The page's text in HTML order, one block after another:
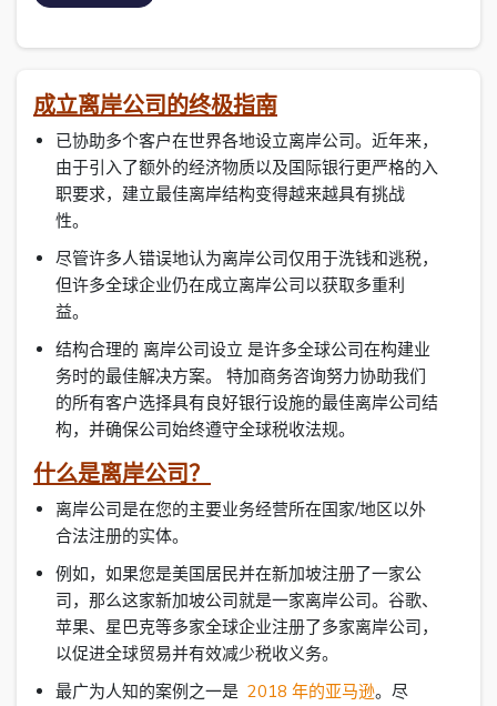
成立离岸公司的终极指南
已协助多个客户在世界各地设立离岸公司。近年来，
由于引入了额外的经济物质以及国际银行更严格的入
职要求，建立最佳离岸结构变得越来越具有挑战
性。
尽管许多人错误地认为离岸公司仅用于洗钱和逃税，
但许多全球企业仍在成立离岸公司以获取多重利
益。
结构合理的 离岸公司设立 是许多全球公司在构建业
务时的最佳解决方案。 特加商务咨询努力协助我们
的所有客户选择具有良好银行设施的最佳离岸公司结
构，并确保公司始终遵守全球税收法规。
什么是离岸公司？
离岸公司是在您的主要业务经营所在国家/地区以外
合法注册的实体。
例如，如果您是美国居民并在新加坡注册了一家公
司，那么这家新加坡公司就是一家离岸公司。谷歌、
苹果、星巴克等多家全球企业注册了多家离岸公司，
以促进全球贸易并有效减少税收义务。
最广为人知的案例之一是 2018 年的亚马逊。尽